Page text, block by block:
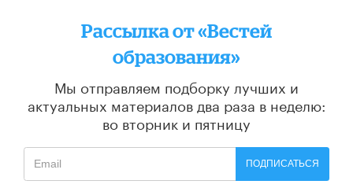
Рассылка от «Вестей
образования»
Мы отправляем подборку лучших и
актуальных материалов два раза в неделю:
во вторник и пятницу
ПОДПИСАТЬСЯ